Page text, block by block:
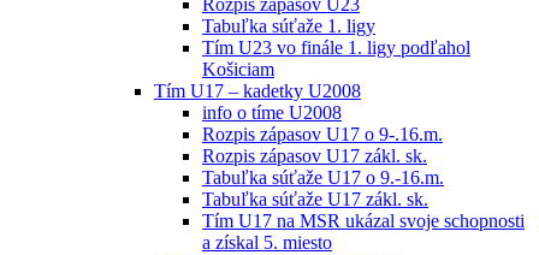
Tabuľka súťaže 1. ligy
Tím U23 vo finále 1. ligy podľahol
Košiciam
Tím U17 – kadetky U2008
info o tíme U2008
Rozpis zápasov U17 o 9-.16.m.
Rozpis zápasov U17 zákl. sk.
Tabuľka súťaže U17 o 9.-16.m.
Tabuľka súťaže U17 zákl. sk.
Tím U17 na MSR ukázal svoje schopnosti
a získal 5. miesto